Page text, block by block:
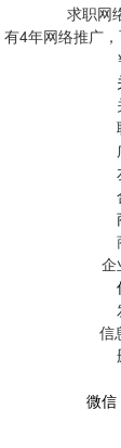
求职网
有4年网络推广
企
信
微信